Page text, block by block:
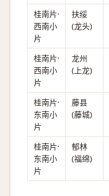
桂南片·
西南小
片
扶绥
(龙头)
桂南片·
西南小
片
龙州
(上龙)
桂南片·
东南小
片
藤县
(藤城)
桂南片·
东南小
片
郁林
(福绵)